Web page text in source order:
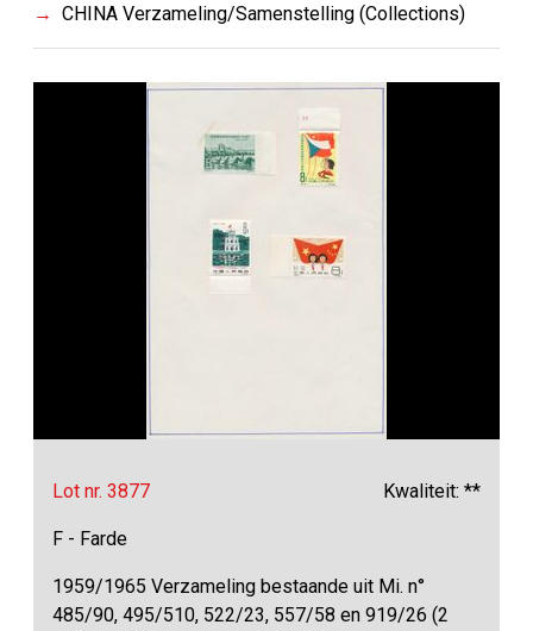
CHINA Verzameling/Samenstelling (Collections)
Lot nr. 3877 Kwaliteit: **
F - Farde
1959/1965 Verzameling bestaande uit Mi. n°
485/90, 495/510, 522/23, 557/58 en 919/26 (2